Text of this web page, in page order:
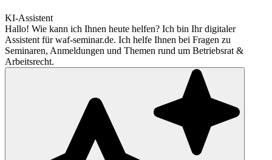
KI-Assistent
Hallo! Wie kann ich Ihnen heute helfen? Ich bin Ihr digitaler
Assistent für waf-seminar.de. Ich helfe Ihnen bei Fragen zu
Seminaren, Anmeldungen und Themen rund um Betriebsrat &
Arbeitsrecht.